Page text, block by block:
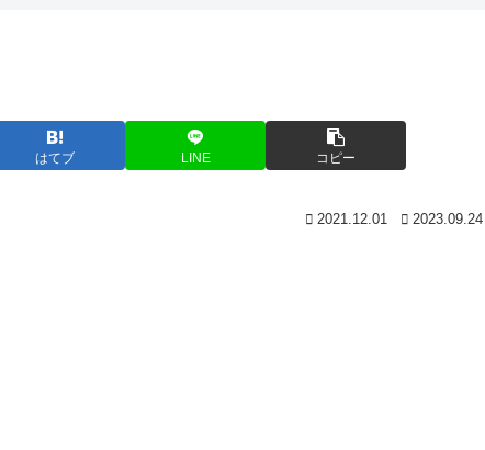
はてブ LINE コピー
2021.12.01 2023.09.24